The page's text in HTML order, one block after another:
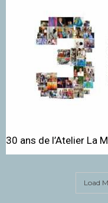
30 ans de l’Atelier La
Load